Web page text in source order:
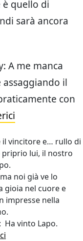
è quello di
sarà ancora
A me manca
assaggiando il
con
il vincitore e… rullo di
lui, il nostro
noi già ve lo
gioia nel cuore e
impresse nella
vinto Lapo.